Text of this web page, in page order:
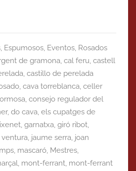
, Espumosos, Eventos, Rosados
de gramona, cal feru, castell
, castillo de perelada
, cava torreblanca, celler
, consejo regulador del
, do cava, els cupatges de
, garnatxa, giró ribot,
ventura, jaume serra, joan
, mascaró, Mestres,
, mont-ferrant, mont-ferrant